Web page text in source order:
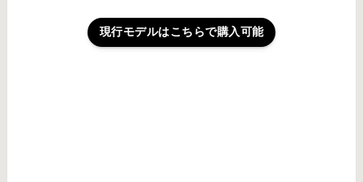
現行モデルはこちらで購入可能